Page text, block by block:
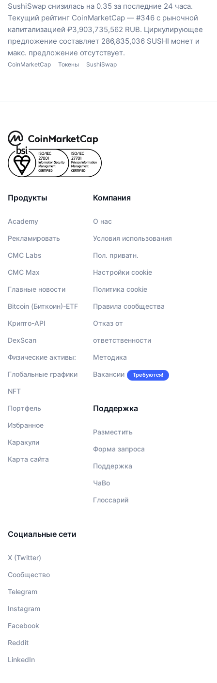
SushiSwap снизилась на 0.35 за последние 24 часа.
Текущий рейтинг CoinMarketCap — #346 с рыночной
капитализацией ₽3,903,735,562 RUB. Циркулирующее
предложение составляет 286,835,036 SUSHI монет и
макс. предложение отсутствует.
CoinMarketCap Токены SushiSwap
Продукты
Academy
Рекламировать
CMC Labs
CMC Max
Главные новости
Bitcoin (Биткоин)-ETF
Крипто-API
DexScan
Физические активы:
Глобальные графики
NFT
Портфель
Избранное
Каракули
Карта сайта
Компания
О нас
Условия использования
Пол. приватн.
Настройки cookie
Политика cookie
Правила сообщества
Отказ от
ответственности
Методика
Вакансии Требуются!
Поддержка
Разместить
Форма запроса
Поддержка
ЧаВо
Глоссарий
Социальные сети
X (Twitter)
Сообщество
Telegram
Instagram
Facebook
Reddit
LinkedIn